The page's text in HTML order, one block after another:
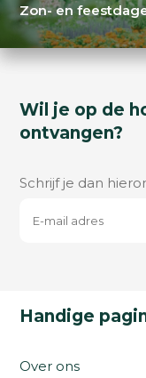
Zon- en
Wil je op de
ontvangen?
Schrijf je dan
Handige
Over ons